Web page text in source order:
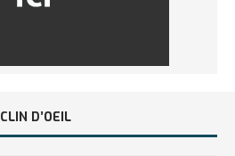
CLIN D’OEIL